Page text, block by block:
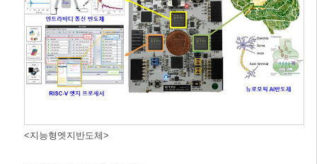
<지능형엣지반도체>